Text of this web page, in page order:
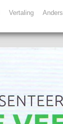
Vertaling Anders